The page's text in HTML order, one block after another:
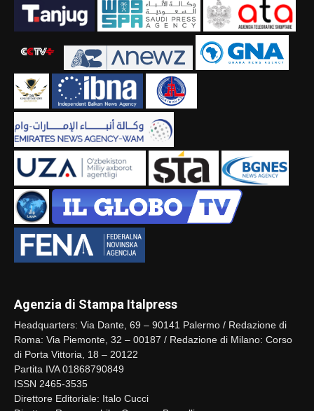
Agenzia di Stampa Italpress
Headquarters: Via Dante, 69 – 90141 Palermo / Redazione di
Roma: Via Piemonte, 32 – 00187 / Redazione di Milano: Corso
di Porta Vittoria, 18 – 20122
Partita IVA 01868790849
ISSN 2465-3535
Direttore Editoriale: Italo Cucci